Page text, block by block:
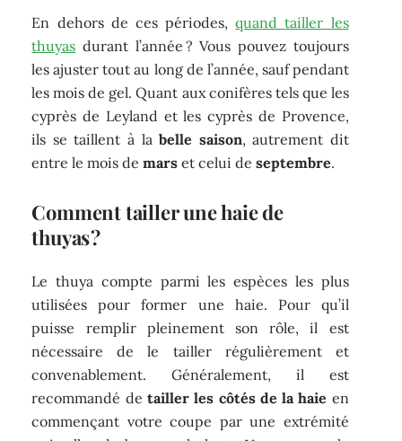
En dehors de ces périodes,quand tailler les
thuyas durant l’année ? Vous pouvez toujours
les ajuster tout au long de l’année, sauf pendant
les mois de gel. Quant aux conifères tels que les
cyprès de Leyland et les cyprès de Provence,
ils se taillent à labelle saison, autrement dit
entre le mois demars et celui deseptembre.
Comment tailler une haie de
thuyas ?
Le thuya compte parmi les espèces les plus
utilisées pour former une haie. Pour qu’il
puisse remplir pleinement son rôle, il est
nécessaire de le tailler régulièrement et
convenablement. Généralement, il est
recommandé de tailler les côtés de la haie en
commençant votre coupe par une extrémité